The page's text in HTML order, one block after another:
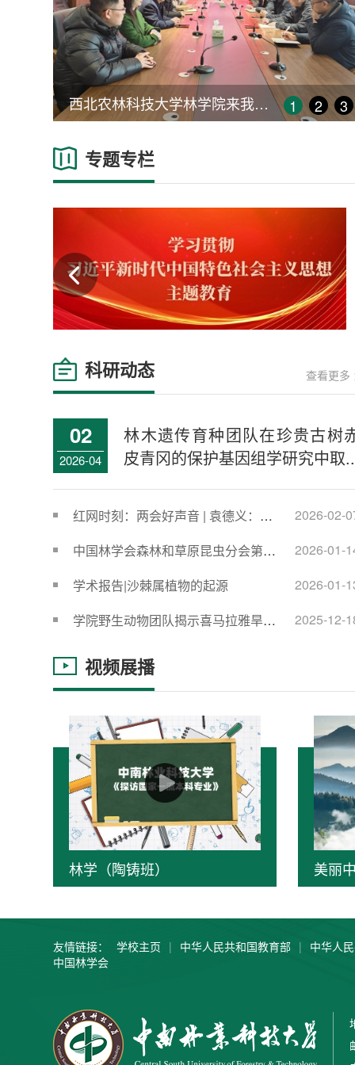
西北农林科技大学林学院来我院
调研交流
1 2 3
专题专栏
科研动态 查看更多
02
2026-04
林木遗传育种团队在珍贵古树
皮青冈的保护基因组学研究中取
2026-02-
红网时刻：两会好声音 | 袁德义：加
2026-01-
‌中国林学会森林和草原昆虫分会第十
2026-01-
学术报告|沙棘属植物的起源
2025-12-
学院野生动物团队揭示喜马拉雅旱獭
视频展播
林学（陶铸班） 美丽
友情链接： 学校主页 | 中华人民共和国教育部 | 中华人
中国林学会